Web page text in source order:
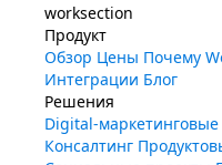
worksection
Продукт
Обзор Цены Почему
Интеграции Блог
Решения
Digital-маркетинговые
Консалтинг